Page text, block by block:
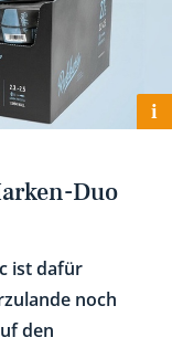
i
Duo
ist dafür
noch
den